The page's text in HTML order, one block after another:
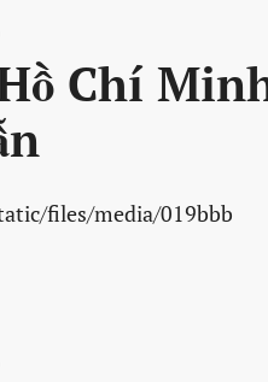
Chí
files/media/019bbb